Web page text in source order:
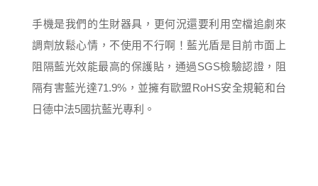
手機是我們的生財器具，更何況還要利用空檔追劇來
調劑放鬆心情，不使用不行啊！藍光盾是目前市面上
阻隔藍光效能最高的保護貼，通過SGS檢驗認證，阻
隔有害藍光達71.9%，並擁有歐盟RoHS安全規範和台
日德中法5國抗藍光專利。